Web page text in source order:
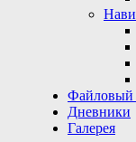
Файловый
Дневники
Галерея